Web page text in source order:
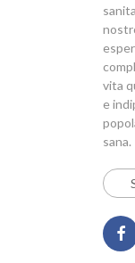
vita
e
sana.